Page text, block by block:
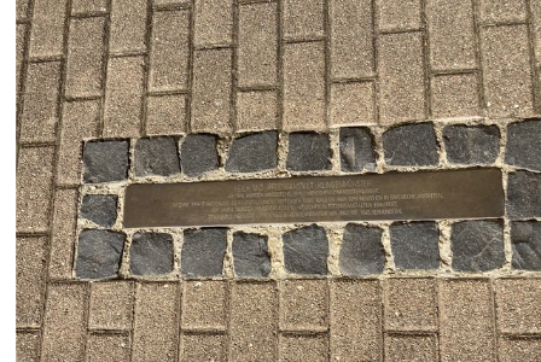
„Eine ‚asoziale‘ Pfälzer Familie“vor. Er beschreibt
darin, wie seine Familie in der NS-Zeit ausgegrenzt
und stigmatisiert wurde. Unter anderem wurde die
Mutter zwangssterilisiert und die Kinder kamen in
Heime, zwei davon wurden nach dem Krieg in die
„Heil- und Pflegeanstalt Klingenmünster“ verlegt.
An der Gedenkstätte und auf dem Gelände des
Pfalzklinikums gibt es mehrere Orte des
Gedenkens und der Erinnerung an die Opfer. Am
21.02.2024wurdenneue Stelenan den
Gedenkorten aufgestellt, auf denen sich